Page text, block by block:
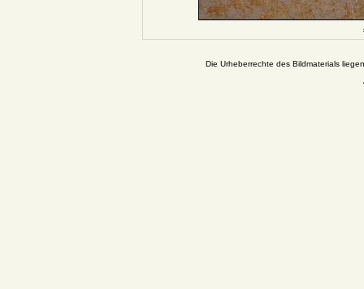
Die Urheberrechte des Bildmaterials